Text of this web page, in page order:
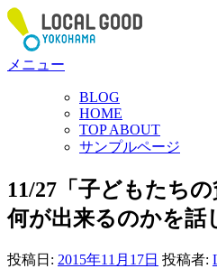
コ
ン
ン
プ
メニュー
BLOG
HOME
TOP ABOUT
サンプルページ
11/27「子どもたちの
何が出来るのかを話
投稿日: 2015年11月17日 投稿者: